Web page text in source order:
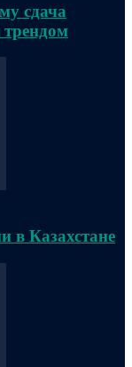
сдача
трендом
в Казахстане